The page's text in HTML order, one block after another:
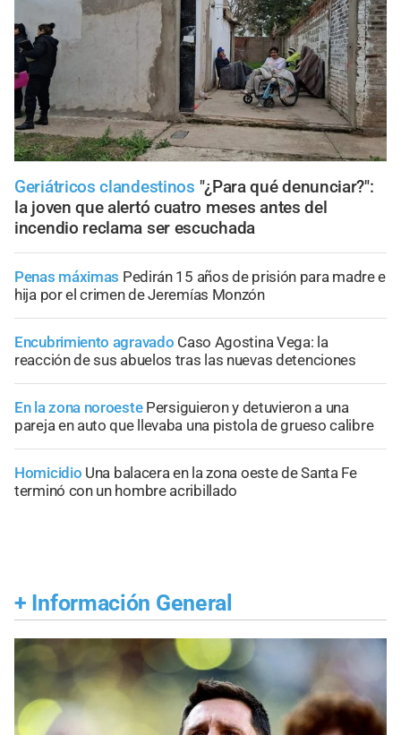
Geriátricos clandestinos "¿Para qué denunciar?":
la joven que alertó cuatro meses antes del
incendio reclama ser escuchada
Penas máximas Pedirán 15 años de prisión para madre e
hija por el crimen de Jeremías Monzón
Encubrimiento agravado Caso Agostina Vega: la
reacción de sus abuelos tras las nuevas detenciones
En la zona noroeste Persiguieron y detuvieron a una
pareja en auto que llevaba una pistola de grueso calibre
Homicidio Una balacera en la zona oeste de Santa Fe
terminó con un hombre acribillado
+ Información General